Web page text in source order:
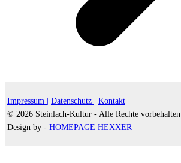
Impressum | Datenschutz |
Kontakt
© 2026 Steinlach-Kultur - Alle Rechte vorbehalten |
Design by - HOMEPAGE HEXXER